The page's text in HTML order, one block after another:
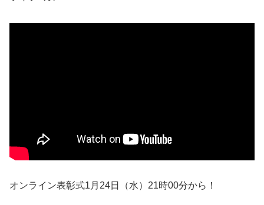
オンライン表彰式1月24日（水）21時00分から！